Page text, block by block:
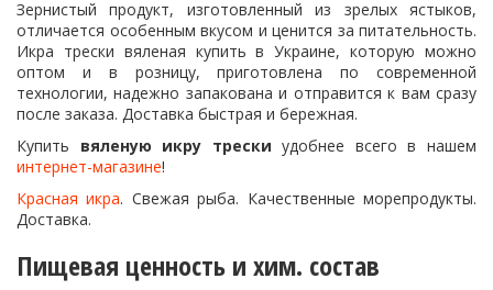
Зернистый продукт, изготовленный из зрелых ястыков,
отличается особенным вкусом и ценится за питательность.
Икра трески вяленая купить в Украине, которую можно
оптом и в розницу, приготовлена по современной
технологии, надежно запакована и отправится к вам сразу
после заказа. Доставка быстрая и бережная.
Купить вяленую икру трескиудобнее всего в нашем
интернет-магазине!
Красная икра. Свежая рыба. Качественные морепродукты.
Доставка.
Пищевая ценность и хим. состав